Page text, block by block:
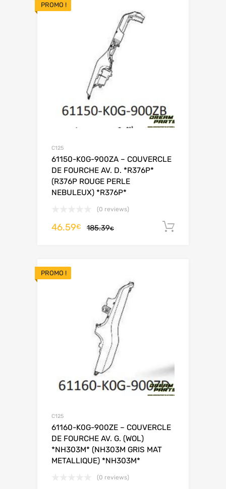
PROMO !
C125
61150-K0G-900ZA – COUVERCLE
DE FOURCHE AV. D. *R376P*
(R376P ROUGE PERLE
NEBULEUX) *R376P*
(0 reviews)
185.39€
46.59€
PROMO !
C125
61160-K0G-900ZE – COUVERCLE
DE FOURCHE AV. G. (WOL)
*NH303M* (NH303M GRIS MAT
METALLIQUE) *NH303M*
(0 reviews)